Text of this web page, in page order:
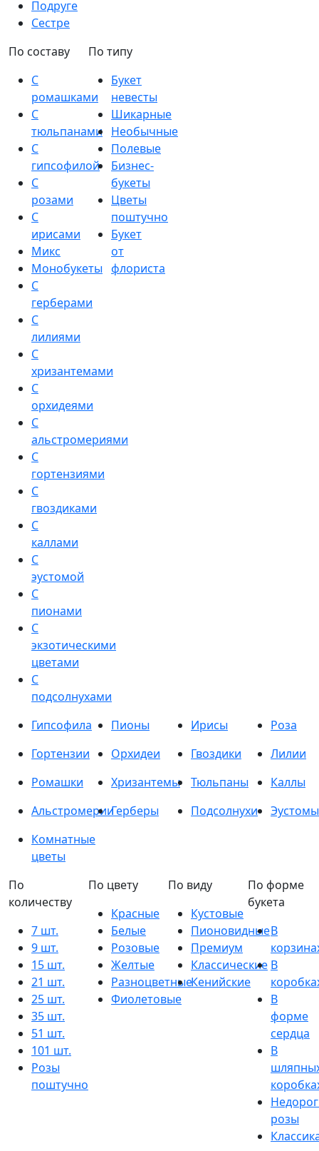
Подруге
Сестре
По составу
С
ромашками
С
тюльпанами
С
гипсофилой
С
розами
С
ирисами
Микс
Монобукеты
С
герберами
С
лилиями
С
хризантемами
С
орхидеями
С
альстромериями
С
гортензиями
С
гвоздиками
С
каллами
С
эустомой
С
пионами
С
экзотическими
цветами
С
подсолнухами
По типу
Букет
невесты
Шикарные
Необычные
Полевые
Бизнес-
букеты
Цветы
поштучно
Букет
от
флориста
Гипсофила Пионы Ирисы
Роза
Гортензии
Орхидеи Гвоздики
Лилии
Ромашки
Хризантемы Тюльпаны
Каллы
АльстромерииГерберы Подсолнухи
Эустомы
Комнатные
цветы
По
количеству
7 шт.
9 шт.
15 шт.
21 шт.
25 шт.
35 шт.
51 шт.
101 шт.
Розы
поштучно
По цвету
Красные
Белые
Розовые
Желтые
Разноцветные
Фиолетовые
По виду
Кустовые
Пионовидные
Премиум
Классические
Кенийские
По форме
букета
В
В
В
форме
сердца
В
розы